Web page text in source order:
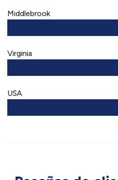
Middlebrook
Virginia
USA